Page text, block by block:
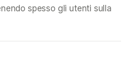
spesso gli utenti sulla